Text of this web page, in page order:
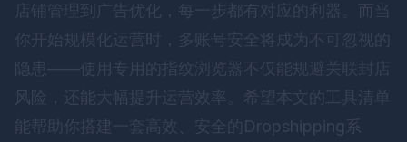
店铺管理到广告优化，每一步都有对应的利器。而当
你开始规模化运营时，多账号安全将成为不可忽视的
隐患——使用专用的指纹浏览器不仅能规避关联封店
风险，还能大幅提升运营效率。希望本文的工具清单
能帮助你搭建一套高效、安全的Dropshipping系